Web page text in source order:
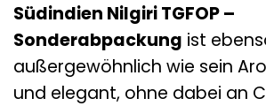
Südindien Nilgiri TGFOP –
Sonderabpackung ist
außergewöhnlich wie sein
und elegant, ohne dabei an